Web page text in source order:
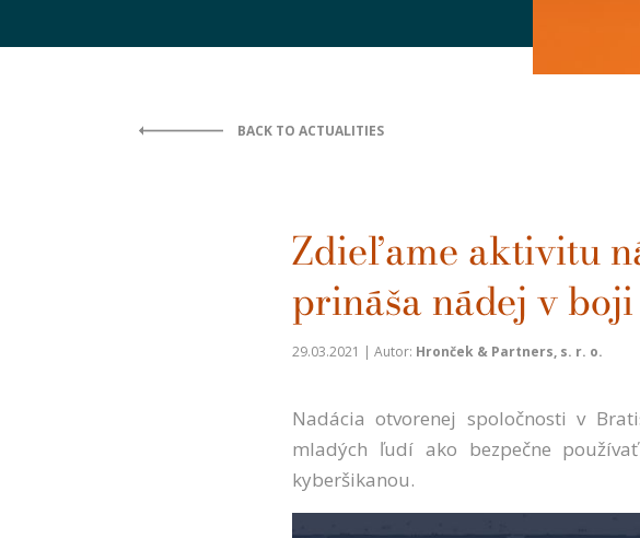
BACK TO ACTUALITIES
Zdieľame aktivitu
prináša nádej v
29.03.2021 | Autor: Hronček & Partners, s. r. o.
Nadácia otvorenej spoločnosti v
mladých ľudí ako bezpečne
kyberšikanou.